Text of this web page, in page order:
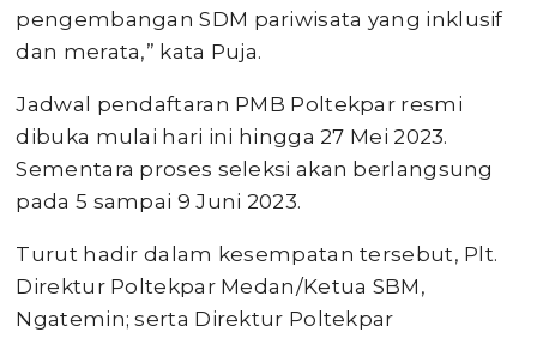
pengembangan SDM pariwisata yang inklusif
dan merata,” kata Puja.
Jadwal pendaftaran PMB Poltekpar resmi
dibuka mulai hari ini hingga 27 Mei 2023.
Sementara proses seleksi akan berlangsung
pada 5 sampai 9 Juni 2023.
Turut hadir dalam kesempatan tersebut, Plt.
Direktur Poltekpar Medan/Ketua SBM,
Ngatemin; serta Direktur Poltekpar